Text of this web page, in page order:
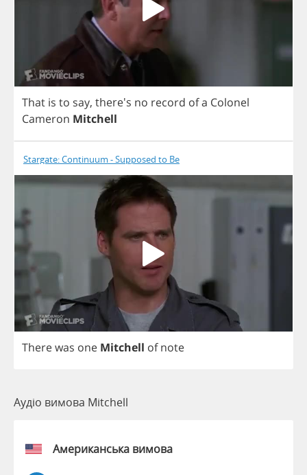
That is to say, there's no record ofa Colonel
Cameron Mitchell
Stargate: Continuum - Supposed to Be
Therewas one Mitchell of note
Аудіо вимова Mitchell
Американська вимова